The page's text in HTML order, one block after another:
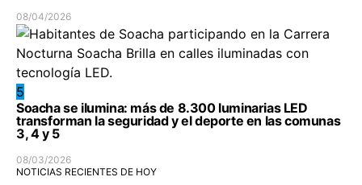
08/04/2026
5
Soacha se ilumina: más de 8.300 luminarias LED
transforman la seguridad y el deporte en las comunas
3, 4 y 5
08/03/2026
NOTICIAS RECIENTES DE HOY